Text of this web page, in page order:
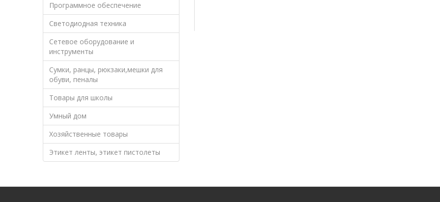
Программное обеспечение
Светодиодная техника
Сетевое оборудование и
инструменты
Сумки, ранцы, рюкзаки,мешки для
обуви, пеналы
Товары для школы
Умный дом
Хозяйственные товары
Этикет ленты, этикет пистолеты